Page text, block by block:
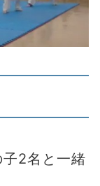
2名と一緒